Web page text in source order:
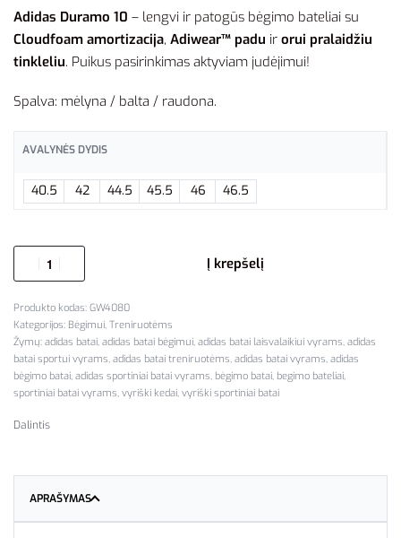
Adidas Duramo 10 – lengvi ir patogūs bėgimo bateliai su
Cloudfoam amortizacija, Adiwear™ padu ir orui pralaidžiu
tinkleliu. Puikus pasirinkimas aktyviam judėjimui!
Spalva: mėlyna / balta / raudona.
AVALYNĖS DYDIS
40.5 42 44.5 45.5 46 46.5
Į krepšelį
GW4080
Kategorijos: Bėgimui, Treniruotėms
Žymų: adidas batai, adidas batai bėgimui, adidas batai laisvalaikiui vyrams, adidas
batai sportui vyrams, adidas batai treniruotėms, adidas batai vyrams, adidas
bėgimo batai, adidas sportiniai batai vyrams, bėgimo batai, begimo bateliai,
sportiniai batai vyrams, vyriški kedai, vyriški sportiniai batai
Dalintis
APRAŠYMAS